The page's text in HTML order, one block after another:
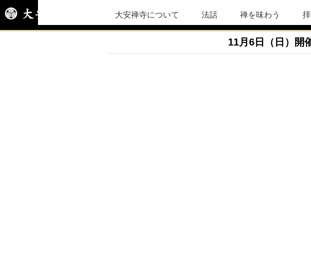
大安禅寺について 法話 禅を味わう
11月6日（日）開